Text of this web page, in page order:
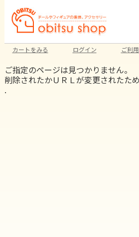
カートをみる ログイン ご利
ご指定のページは見つかりません。
削除されたかＵＲＬが変更されたた
.